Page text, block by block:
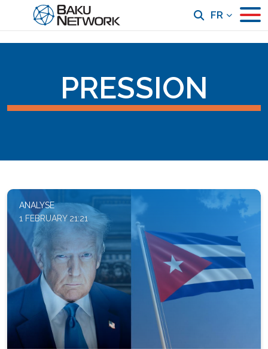
FR
PRESSION
ANALYSE
1 FEBRUARY 21:21